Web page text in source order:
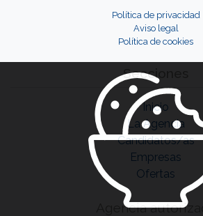
Política de privacidad
Aviso legal
Política de cookies
Secciones
Inicio
La Agencia
Candidatos/as
Empresas
Ofertas
Agencia